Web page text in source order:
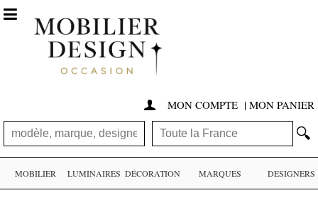
 MON COMPTE | MON PANIER
🔍

MOBILIER LUMINAIRES DÉCORATION MARQUES DESIGNERS